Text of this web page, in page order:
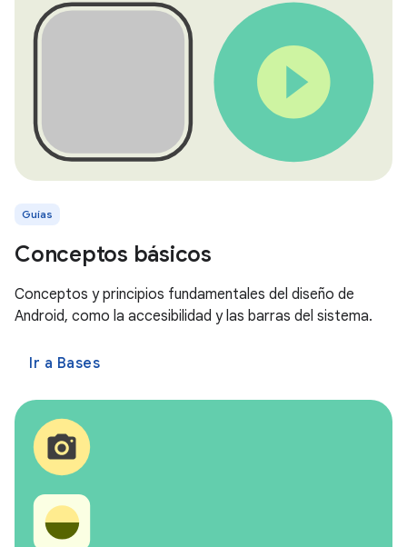
Guías
Conceptos básicos
Conceptos y principios fundamentales del diseño de
Android, como la accesibilidad y las barras del sistema.
Ir a Bases